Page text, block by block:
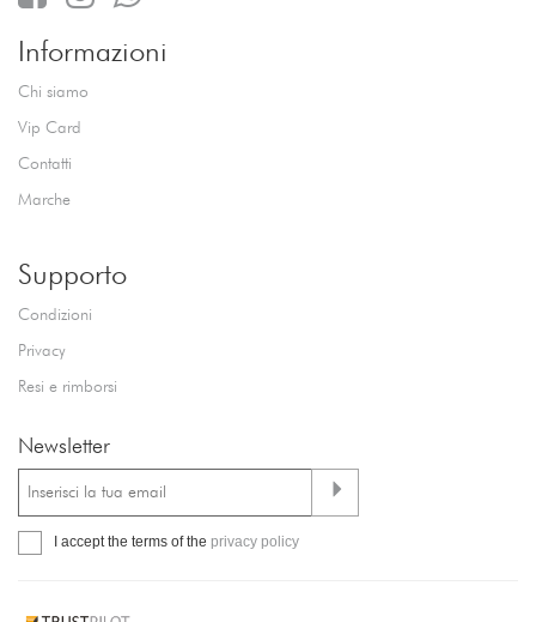
Informazioni
Chi siamo
Vip Card
Contatti
Marche
Supporto
Condizioni
Privacy
Resi e rimborsi
Newsletter
I accept the terms of the privacy policy